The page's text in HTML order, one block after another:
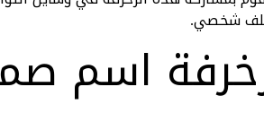
شخصي.
اسم